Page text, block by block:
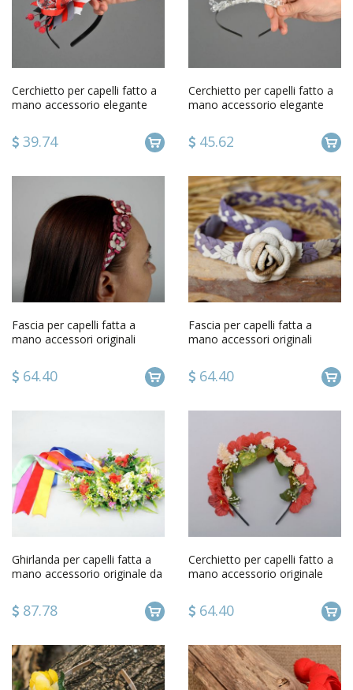
Cerchietto per capelli fatto a
mano accessorio elegante
39.74
Cerchietto per capelli fatto a
mano accessorio elegante
45.62
Fascia per capelli fatta a
mano accessori originali
64.40
Fascia per capelli fatta a
mano accessori originali
64.40
Ghirlanda per capelli fatta a
mano accessorio originale da
87.78
Cerchietto per capelli fatto a
mano accessorio originale
64.40